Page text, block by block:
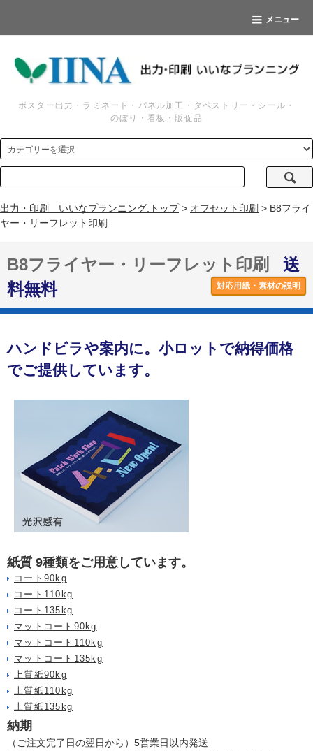
メニュー
ポスター出力・ラミネート・パネル加工・タペストリー・シール・
のぼり・看板・販促品
出力・印刷 いいなプランニング:トップ> オフセット印刷 > B8フライ
ヤー・リーフレット印刷
B8フライヤー・リーフレット印刷
送
料無料
対応用紙・素材の説明
ハンドビラや案内に。小ロットで納得価格
でご提供しています。
紙質 9種類をご用意しています。
コート90kg
コート110kg
コート135kg
マットコート90kg
マットコート110kg
マットコート135kg
上質紙90kg
上質紙110kg
上質紙135kg
納期
（ご注文完了日の翌日から）5営業日以内発送